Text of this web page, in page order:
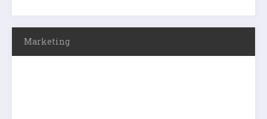
Marketing